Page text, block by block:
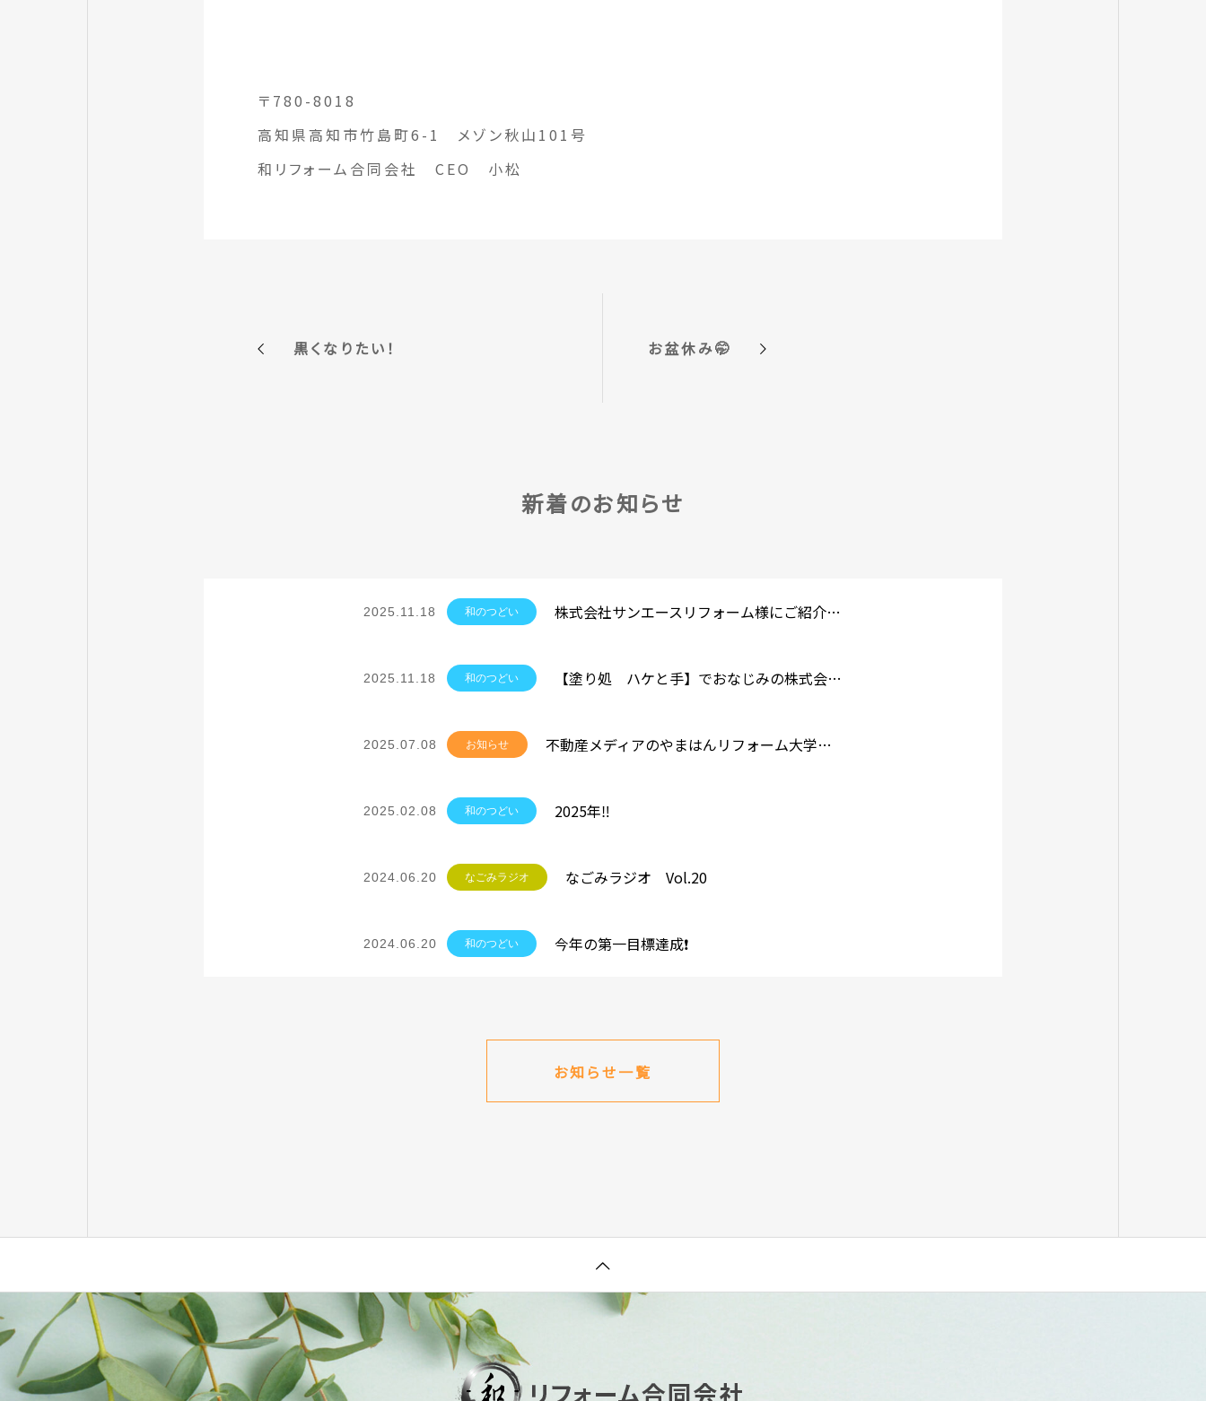
〒780-8018
高知県高知市竹島町6-1 メゾン秋山101号
和リフォーム合同会社 CEO 小松
黒くなりたい！ お盆休み🤭
新着のお知らせ
2025.11.18 和のつどい 株式会社サンエースリフォーム様にご紹介いただきました！
2025.11.18 和のつどい 【塗り処 ハケと手】でおなじみの株式会社ユーモア様にご掲載頂きました！
2025.07.08 お知らせ 不動産メディアのやまはんリフォーム大学で紹介されました！
2025.02.08 和のつどい 2025年‼
2024.06.20 なごみラジオ なごみラジオ Vol.20
2024.06.20 和のつどい 今年の第一目標達成❗
お知らせ一覧